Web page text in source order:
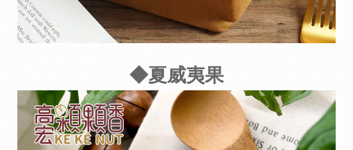
◆夏威夷果